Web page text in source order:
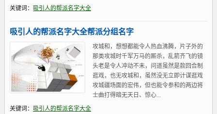
关键词： 吸引人的帮派名字大全
吸引人的帮派名字大全帮派分组名字
攻城和，想想都能令人热血沸腾，片子外的
那类攻城时千军万马的厮杀，乱箭齐飞的镜
头老是令人冲动不未，问道虽然是款回合制
逛戏，也无攻城和，虽然没无立即计谋逛戏
攻城疆场面的宏伟，但也能令参和的两边将
士曲打得暗无天日、惊心...
关键词： 吸引人的帮派名字大全